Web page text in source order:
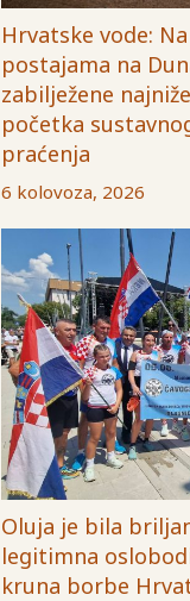
Hrvatske vode:
postajama na
zabilježene
početka
praćenja
6 kolovoza, 2026
Oluja je bila
legitimna
kruna borbe